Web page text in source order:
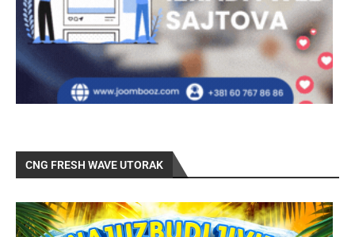
CNG FRESH WAVE UTORAK